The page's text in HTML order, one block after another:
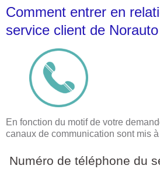
Comment entrer en
service client de
En fonction du motif de votre
canaux de communication sont mis
Numéro de téléphone du